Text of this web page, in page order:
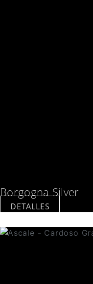
Borgogna Silver
DETALLES